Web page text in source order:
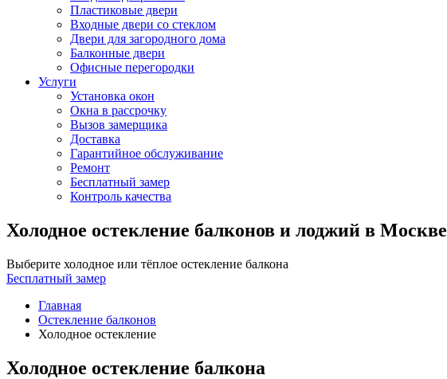
Пластиковые двери
Входные двери со стеклом
Двери для загородного дома
Балконные двери
Офисные перегородки
Услуги
Установка окон
Окна в рассрочку
Вызов замерщика
Доставка
Гарантийное обслуживание
Ремонт
Бесплатный замер
Контроль качества
Холодное остекление балконов и лоджий в Москве
Выберите холодное или тёплое остекление балкона
Бесплатный замер
Главная
Остекление балконов
Холодное остекление
Холодное остекление балкона